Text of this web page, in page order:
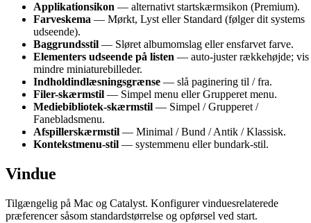
Applikationsikon — alternativt startskærmsikon (Premium).
Farveskema — Mørkt, Lyst eller Standard (følger dit systems
udseende).
Baggrundsstil — Sløret albumomslag eller ensfarvet farve.
Elementers udseende på listen — auto-juster rækkehøjde; vis
mindre miniaturebilleder.
Indholdindlæsningsgrænse — slå paginering til / fra.
Filer-skærmstil — Simpel menu eller Grupperet menu.
Mediebibliotek-skærmstil — Simpel / Grupperet /
Fanebladsmenu.
Afspillerskærmstil — Minimal / Bund / Antik / Klassisk.
Kontekstmenu-stil — systemmenu eller bundark-stil.
Vindue
Tilgængelig på Mac og Catalyst. Konfigurer vinduesrelaterede
præferencer såsom standardstørrelse og opførsel ved start.